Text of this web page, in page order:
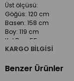
Üst ölçüsü:
Göğüs: 120 cm
Basen: 158 cm
Boy: 119 cm
Kol Boy: 55 cm
Pazu: 40 cm
Pantolon ölçüsü:
Bel: 104 cm
KARGO BILGISI
Benzer Ürünler